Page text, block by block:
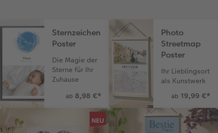
Sternzeichen
Poster
Die Magie der
Sterne für Ihr
Zuhause
ab 8,98 €*
Photo
Streetmap
Poster
Ihr Lieblingsort
als Kunstwerk
ab 19,99 €*